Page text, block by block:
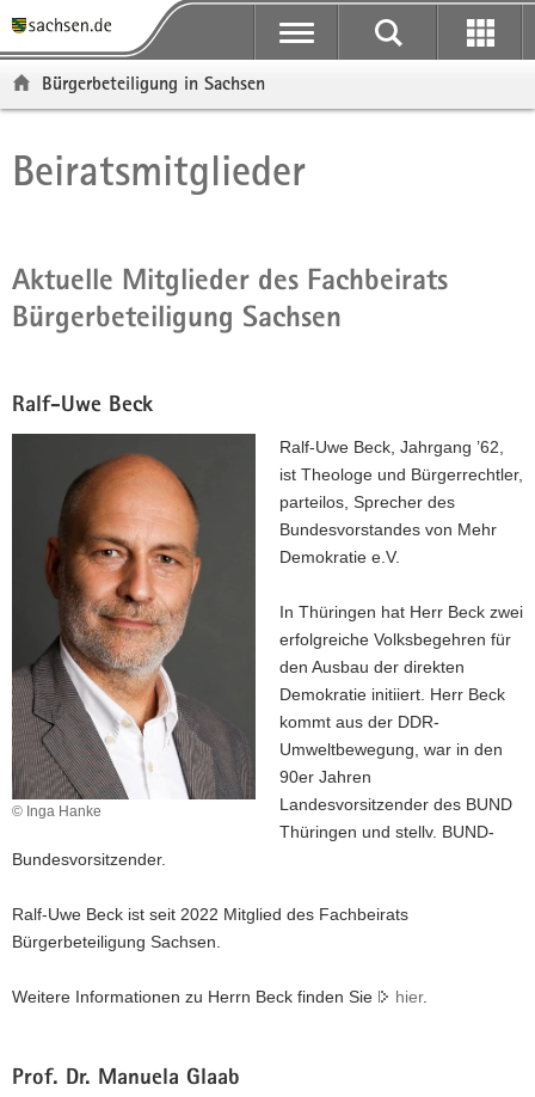
t
ü
g
r
f
a
t
i
o
n
t
n
g
a
o
p
n
t
t
-
e
i
Bürgerbeteiligung in Sachsen
Hauptinhalt
Beiratsmitglieder
Aktuelle Mitglieder des Fachbeirats
Bürgerbeteiligung Sachsen
Ralf-Uwe Beck
© Inga Hanke
Ralf-Uwe Beck, Jahrgang ’62,
ist Theologe und Bürgerrechtler,
parteilos, Sprecher des
Bundesvorstandes von Mehr
Demokratie e.V.
In Thüringen hat Herr Beck zwei
erfolgreiche Volksbegehren für
den Ausbau der direkten
Demokratie initiiert. Herr Beck
kommt aus der DDR-
Umweltbewegung, war in den
90er Jahren
Landesvorsitzender des BUND
Thüringen und stellv. BUND-
Bundesvorsitzender.
Ralf-Uwe Beck ist seit 2022 Mitglied des Fachbeirats
Bürgerbeteiligung Sachsen.
Weitere Informationen zu Herrn Beck finden Sie hier.
Prof. Dr. Manuela Glaab